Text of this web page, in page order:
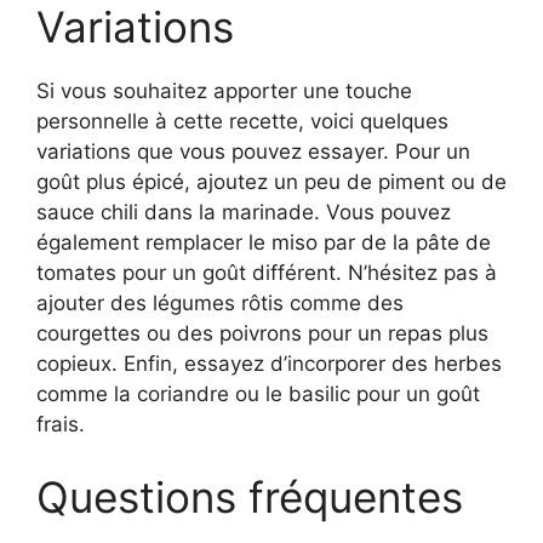
Variations
Si vous souhaitez apporter une touche
personnelle à cette recette, voici quelques
variations que vous pouvez essayer. Pour un
goût plus épicé, ajoutez un peu de piment ou de
sauce chili dans la marinade. Vous pouvez
également remplacer le miso par de la pâte de
tomates pour un goût différent. N’hésitez pas à
ajouter des légumes rôtis comme des
courgettes ou des poivrons pour un repas plus
copieux. Enfin, essayez d’incorporer des herbes
comme la coriandre ou le basilic pour un goût
frais.
Questions fréquentes